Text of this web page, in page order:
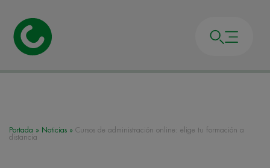
Portada » Noticias » Cursos de administración online: elige tu formación a
distancia